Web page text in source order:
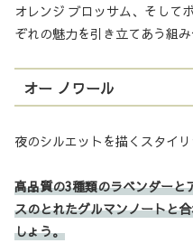
オレンジ ブロッサム、そして
ぞれの魅力を引き立てあう組み
オー ノワール
夜のシルエットを描くスタイリ
高品質の3種類のラベンダーと
スのとれたグルマンノートと
しょう。